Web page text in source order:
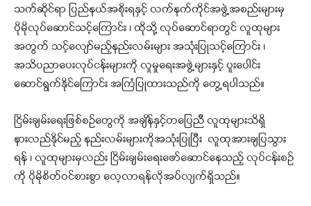
သက်ဆိုင်ရာ ပြည်နယ်အစိုးရနှင့် လက်နက်ကိုင်အဖွဲ့အစည်းများမှ
ပိုမိုလုပ်ဆောင်သင့်ကြောင်း ၊ ထိုသို့ လုပ်ဆောင်ရာတွင် လူထုများ
အတွက် သင့်လျော်မည့်နည်းလမ်းများ အသုံးပြုသင့်ကြောင်း ၊
အသိပညာပေးလုပ်ငန်းများကို လူမှုရေးအဖွဲ့များနှင့် ပူးပေါင်း
ဆောင်ရွက်နိုင်ကြောင်း အကြံပြုထားသည်ကို တွေ့ရပါသည်။
ငြိမ်းချမ်းရေးဖြစ်စဉ်တွေကို အချိန်နှင့်တပြေညီ လူထုများသိရှိ
နားလည်နိုင်မည့် နည်းလမ်းများကိုအသုံးပြုပြီး လူထုအားချပြသွား
ရန် ၊ လူထုများမှလည်း ငြိမ်းချမ်းရေးဖော်ဆောင်နေသည့် လုပ်ငန်းစဉ်
ကို ပိုမိုစိတ်ဝင်စားစွာ လေ့လာရန်လိုအပ်လျက်ရှိသည်။